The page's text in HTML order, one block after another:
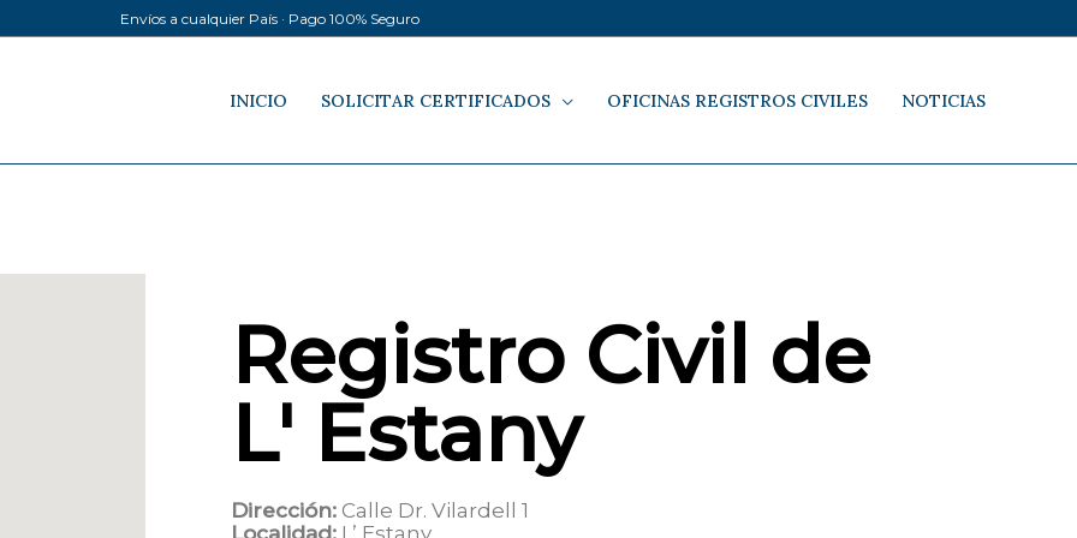
Envíos a cualquier País · Pago 100% Seguro
INICIO SOLICITAR CERTIFICADOS OFICINAS REGISTROS CIVILES NOTICIAS
Registro Civil de
L' Estany
Dirección: Calle Dr. Vilardell 1
Localidad: L’ Estany